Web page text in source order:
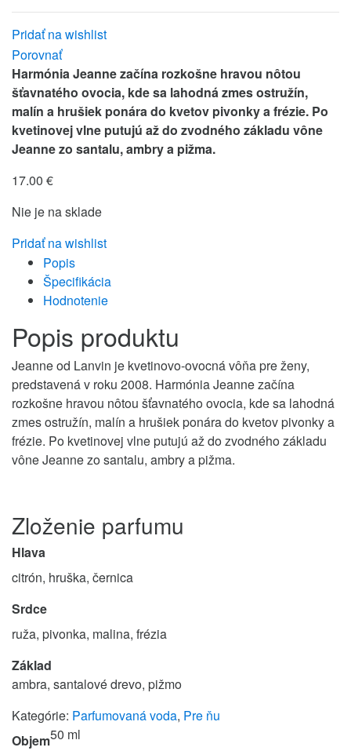
Pridať na wishlist
Porovnať
Harmónia Jeanne začína rozkošne hravou nôtou
šťavnatého ovocia, kde sa lahodná zmes ostružín,
malín a hrušiek ponára do kvetov pivonky a frézie. Po
kvetinovej vlne putujú až do zvodného základu vône
Jeanne zo santalu, ambry a pižma.
17.00 €
Nie je na sklade
Pridať na wishlist
Popis
Špecifikácia
Hodnotenie
Popis produktu
Jeanne od Lanvin je kvetinovo-ovocná vôňa pre ženy,
predstavená v roku 2008. Harmónia Jeanne začína
rozkošne hravou nôtou šťavnatého ovocia, kde sa lahodná
zmes ostružín, malín a hrušiek ponára do kvetov pivonky a
frézie. Po kvetinovej vlne putujú až do zvodného základu
vône Jeanne zo santalu, ambry a pižma.
Zloženie parfumu
Hlava
citrón, hruška, černica
Srdce
ruža, pivonka, malina, frézia
Základ
ambra, santalové drevo, pižmo
Kategórie: Parfumovaná voda, Pre ňu
Objem50 ml